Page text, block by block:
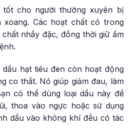
tốt cho người thường xuyên bị
xoang. Các hoạt chất có trong
nhầy đặc, đồng thời giữ ấm
hạt tiêu đen còn hoạt động
co thắt. Nó giúp giảm đau, làm
có thể dùng loại dầu này để
thoa vào ngực hoặc sử dụng
dầu vào không khí đều có tác